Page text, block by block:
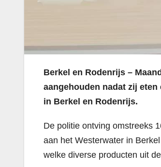
Berkel en Rodenrijs –
aangehouden nadat zij
in Berkel en Rodenrijs.
De politie ontving omstreeks
aan het Westerwater in
welke diverse producten uit